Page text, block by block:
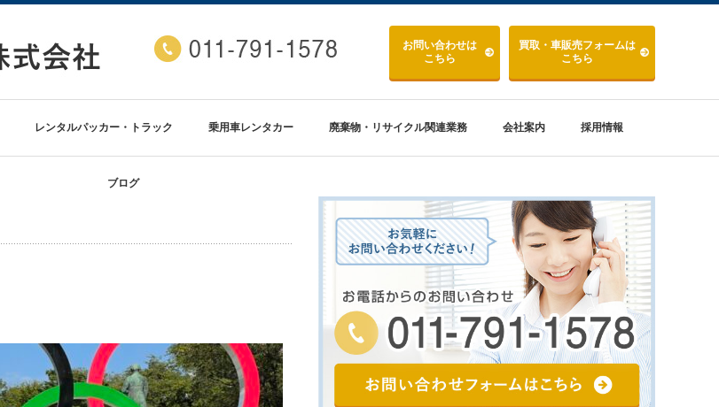
お問い合わせは
こちら
買取・車販売フォームは
こちら
レンタルパッカー・トラック 乗用車レンタカー 廃棄物・リサイクル関連業務 会社案内 採用情報
ブログ